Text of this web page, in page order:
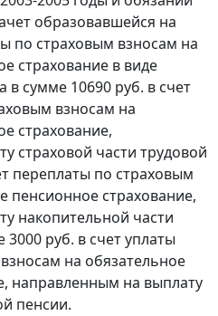
образовавшейся на
по страховым взносам на
страхование в виде
сумме 10690 руб. в счет
взносам на
страхование,
страховой части трудовой
переплаты по страховым
пенсионное страхование,
накопительной части
руб. в счет уплаты
на обязательное
направленным на выплату
пенсии.